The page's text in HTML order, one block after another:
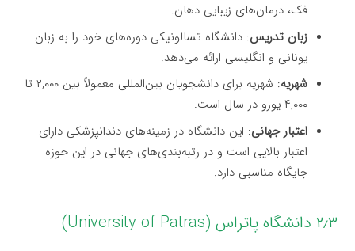
فک، درمان‌های زیبایی دهان.
زبان تدریس: دانشگاه تسالونیکی دوره‌های خود را به زبان
یونانی و انگلیسی ارائه می‌دهد.
شهریه
: شهریه برای دانشجویان بین‌المللی معمولاً بین ۲,۰۰۰ تا
۴,۰۰۰ یورو در سال است.
اعتبار جهانی: این دانشگاه در زمینه‌های دندانپزشکی دارای
اعتبار بالایی است و در رتبه‌بندی‌های جهانی در این حوزه
جایگاه مناسبی دارد.
۲٫۳ دانشگاه پاتراس (University of Patras)